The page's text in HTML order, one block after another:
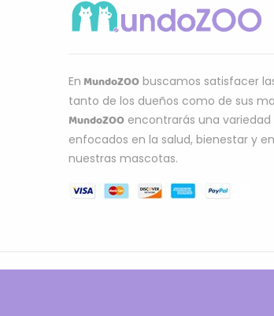
En MundoZOO buscamos satisfacer
tanto de los dueños como de sus
MundoZOO encontrarás una
enfocados en la salud, bienestar y
nuestras mascotas.